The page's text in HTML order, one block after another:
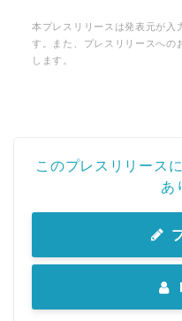
本プレスリリースは発表元が入
す。また、プレスリリースへの
します。
このプレスリリース
あ